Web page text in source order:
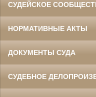
СУДЕЙСКОЕ
НОРМАТИВНЫЕ АКТЫ
ДОКУМЕНТЫ СУДА
СУДЕБНОЕ